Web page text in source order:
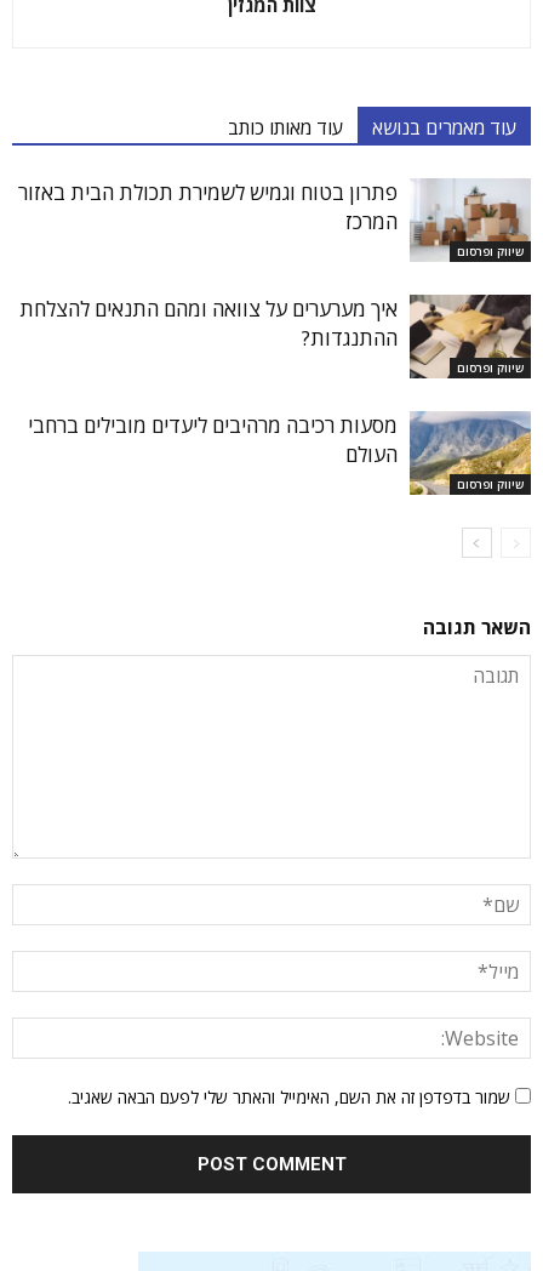
צוות המגזין
עוד מאמרים בנושא עוד מאותו כותב
שיווק ופרסום
פתרון בטוח וגמיש לשמירת תכולת הבית באזור
המרכז
שיווק ופרסום
איך מערערים על צוואה ומהם התנאים להצלחת
ההתנגדות?
שיווק ופרסום
מסעות רכיבה מרהיבים ליעדים מובילים ברחבי
העולם
השאר תגובה
שמור בדפדפן זה את השם, האימייל והאתר שלי לפעם הבאה שאגיב.